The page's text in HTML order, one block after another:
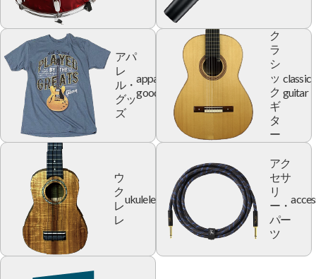
アパ
レ
ル・
グッ
ズ
apparel
goods
ク
ラ
シ
ッ
ク
ギ
タ
ー
classic
guitar
ウ
ク
レ
レ
ukulele
アク
セサ
リ
ー・
パー
ツ